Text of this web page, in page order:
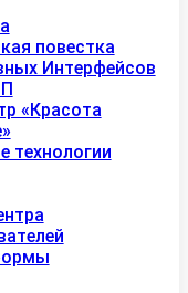
повестка
Интерфейсов
«Красота
технологии